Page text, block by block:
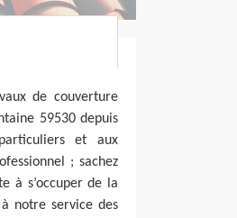
de couverture
59530 depuis
et aux
; sachez
à s’occuper de la
notre service des